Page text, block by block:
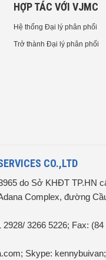
HỢP TÁC VỚI VJMC
Hệ thống Đại lý phân phối
Trở thành Đại lý phân phối
CO.,LTD
do Sở KHĐT TP.HN
Complex, đường
3266 5226; Fax:
Skype: